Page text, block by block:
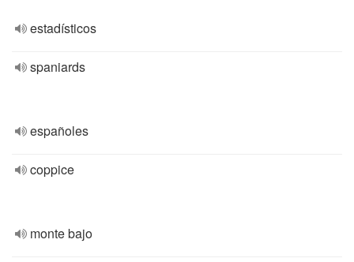
estadísticos
spaniards
españoles
coppice
monte bajo